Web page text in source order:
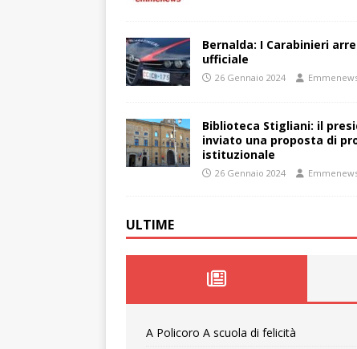
Bernalda: I Carabinieri
ufficiale
26 Gennaio 2024
Biblioteca Stigliani: il
inviato una proposta di
istituzionale
26 Gennaio 2024
ULTIME
A Policoro A scuola di felicità